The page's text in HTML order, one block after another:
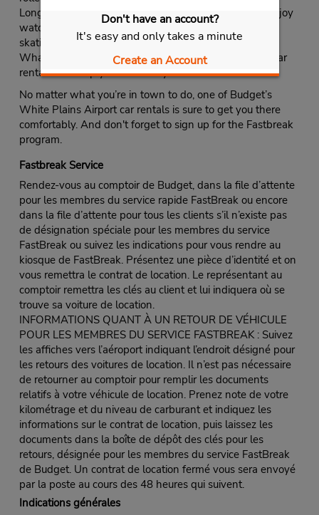
Don't have an account?
It's easy and only takes a minute
Create an Account
Long Island Sound. While you’re there you can also enjoy
watching fireworks, playing miniature golf, indoor ice
skating, swimming in the pool or boating on the lake.
Whatever you have planned, one of Budget’s airport car
rentals will help you do it in style.
No matter what you’re in town to do, one of Budget’s
White Plains Airport car rentals is sure to get you there
comfortably. And don't forget to sign up for the Fastbreak
program.
Fastbreak Service
Rendez-vous au comptoir de Budget, dans la file d’attente
pour les membres du service rapide FastBreak ou encore
dans la file d’attente pour tous les clients s’il n’existe pas
de désignation spéciale pour les membres du service
FastBreak ou suivez les indications pour vous rendre au
kiosque de FastBreak. Présentez une pièce d’identité et on
vous remettra le contrat de location. Le représentant au
comptoir remettra les clés au client et lui indiquera où se
trouve sa voiture de location.
INFORMATIONS QUANT À UN RETOUR DE VÉHICULE
POUR LES MEMBRES DU SERVICE FASTBREAK : Suivez
les affiches vers l’aéroport indiquant l’endroit désigné pour
les retours des voitures de location. Il n’est pas nécessaire
de retourner au comptoir pour remplir les documents
relatifs à votre véhicule de location. Prenez note de votre
kilométrage et du niveau de carburant et indiquez les
informations sur le contrat de location, puis laissez les
documents dans la boîte de dépôt des clés pour les
retours, désignée pour les membres du service FastBreak
de Budget. Un contrat de location fermé vous sera envoyé
par la poste au cours des 48 heures qui suivent.
Indications générales